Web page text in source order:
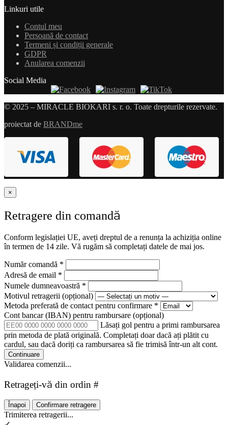
Linkuri utile
Contul meu
Persoană de contact
Termeni și condiții generale
GDPR
Anularea comenzii
Social Media
© 2025 – MIRACLE BIOKARI s. r. o. Toate drepturile rezervate.
proiectat de BRANDme
×
Retragere din comandă
Conform legislației UE, aveți dreptul de a renunța la achiziția online
în termen de 14 zile. Vă rugăm să completați datele de mai jos.
Număr comandă *
Adresă de email *
Numele dumneavoastră *
Motivul retragerii (opțional)
Metoda preferată de contact pentru confirmare *
Cont bancar (IBAN) pentru rambursare (opțional)
Lăsați gol pentru a primi rambursarea
prin metoda de plată originală. Completați doar dacă ați plătit cu
cardul, sau dacă doriți ca rambursarea să fie trimisă într-un alt cont.
Continuare
Validarea comenzii...
Retrageți-vă din ordin #
Înapoi Confirmare retragere
Trimiterea retragerii...